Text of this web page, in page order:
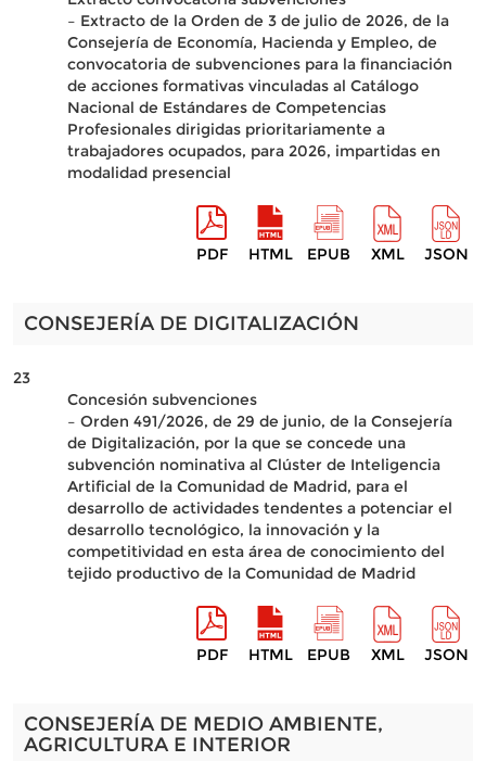
– Extracto de la Orden de 3 de julio de 2026, de la
Consejería de Economía, Hacienda y Empleo, de
convocatoria de subvenciones para la financiación
de acciones formativas vinculadas al Catálogo
Nacional de Estándares de Competencias
Profesionales dirigidas prioritariamente a
trabajadores ocupados, para 2026, impartidas en
modalidad presencial
PDF HTML EPUB XML JSON
CONSEJERÍA DE DIGITALIZACIÓN
23
Concesión subvenciones
– Orden 491/2026, de 29 de junio, de la Consejería
de Digitalización, por la que se concede una
subvención nominativa al Clúster de Inteligencia
Artificial de la Comunidad de Madrid, para el
desarrollo de actividades tendentes a potenciar el
desarrollo tecnológico, la innovación y la
competitividad en esta área de conocimiento del
tejido productivo de la Comunidad de Madrid
PDF HTML EPUB XML JSON
CONSEJERÍA DE MEDIO AMBIENTE,
AGRICULTURA E INTERIOR